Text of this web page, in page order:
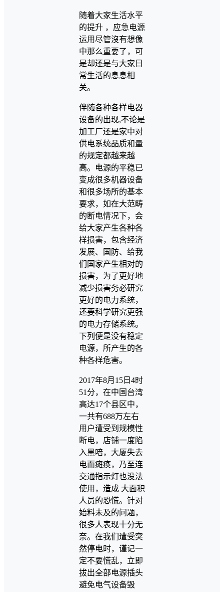
随着大家生活水平
的提升 ，应急电源
运用尽管沒有想像
中那么重要了，可
是却还是与大家日
常生活的息息相
关。
伴随各种各样电器
设备的出现,不论是
加工厂还是家中对
供电系统品质和量
的规定都越来越
高。电源的平稳已
变成很多机器设备
和很多场所的基本
要求，如在大范畴
的断电情况下，会
给大家产生各种各
样损害，包含经济
发展、国防、给我
们国家产生相对的
损害，为了更好地
减少损害务必研究
更好的电力系统，
还要科学研究更强
的电力存储系统。
下列便是没有稳定
电源，所产生的各
种各样危害。
2017年8月15日4时
51分，在中国台湾
高达17个县区中，
一共有688万左右
用户遭受到规模性
断电，店铺一度陷
入黑喑，大厦失去
电而瘫痪，乃至连
交通指示灯也没法
使用，造成 大面积
人员的恐慌。针对
始料未及的问题，
很多人表现十分无
奈。在我们遭受突
然停电时，谨记一
定不要慌乱，立即
拔出全部电源插头
避免电气设备毁